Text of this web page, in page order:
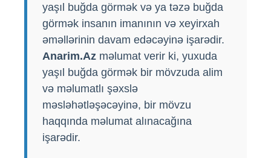
yaşıl buğda görmək və ya təzə buğda
görmək insanın imanının və xeyirxah
əməllərinin davam edəcəyinə işarədir.
Anarim.Az məlumat verir ki, yuxuda
yaşıl buğda görmək bir mövzuda alim
və məlumatlı şəxslə
məsləhətləşəcəyinə, bir mövzu
haqqında məlumat alınacağına
işarədir.